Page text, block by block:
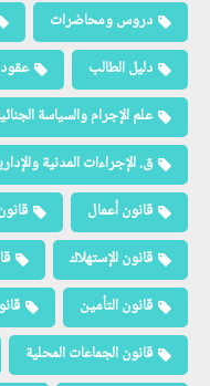
دروس ومحاضرات
دليل الطالب
علم الإجرام والسياسة
ق. الإجراءات المدنية
قانون أعمال
قانون الإستهلاك
قانون التأمين
قانون الجماعات المحلية